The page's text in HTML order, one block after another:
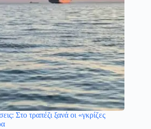
Στο τραπέζι ξανά οι «γκρίζες